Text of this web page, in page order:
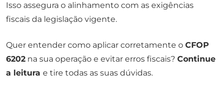
Isso assegura o alinhamento com as exigências
fiscais da legislação vigente.
Quer entender como aplicar corretamente o CFOP
6202 na sua operação e evitar erros fiscais? Continue
a leitura e tire todas as suas dúvidas.